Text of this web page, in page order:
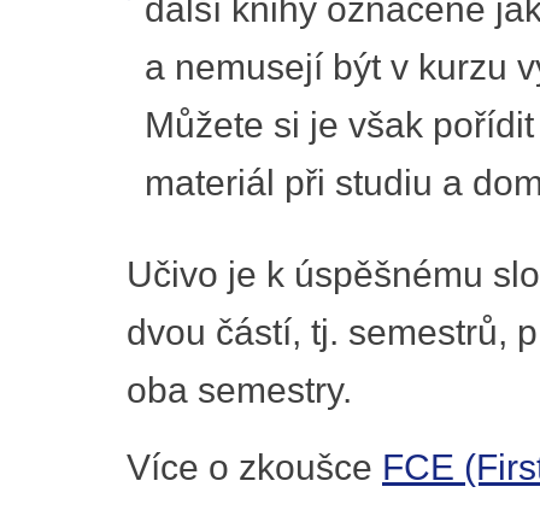
další knihy označené
a nemusejí být v kurzu
Můžete si je však
materiál při studiu a
Učivo je k úspěšnému
dvou částí, tj. semestrů,
oba semestry.
Více o zkoušce FCE